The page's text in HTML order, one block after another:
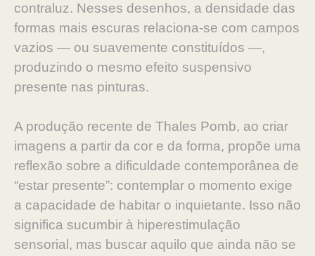
contraluz. Nesses desenhos, a densidade das
formas mais escuras relaciona-se com campos
vazios — ou suavemente constituídos —,
produzindo o mesmo efeito suspensivo
presente nas pinturas.
A produção recente de Thales Pomb, ao criar
imagens a partir da cor e da forma, propõe uma
reflexão sobre a dificuldade contemporânea de
“estar presente”: contemplar o momento exige
a capacidade de habitar o inquietante. Isso não
significa sucumbir à hiperestimulação
sensorial, mas buscar aquilo que ainda não se